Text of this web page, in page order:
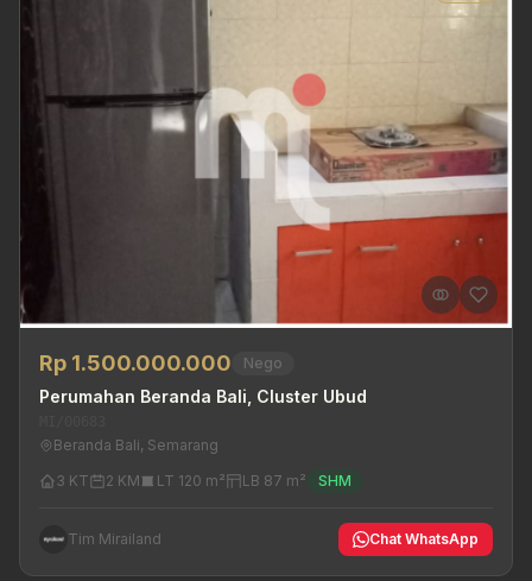
Rp 1.500.000.000 Nego
Perumahan Beranda Bali, Cluster Ubud
Beranda Bali, Semarang
3 KT
2 KM LT 120 m² LB 87 m² SHM
Tim Mirailand Chat WhatsApp